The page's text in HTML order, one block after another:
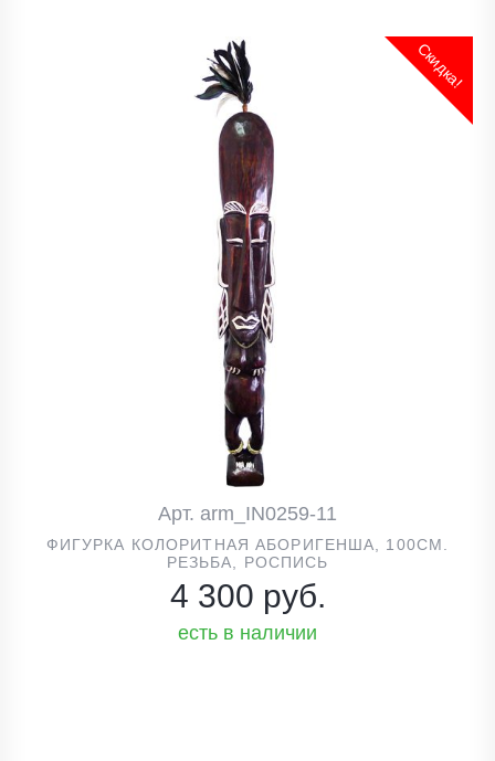
Арт. arm_IN0259-11
ФИГУРКА КОЛОРИТНАЯ АБОРИГЕНША, 100СМ.
РЕЗЬБА, РОСПИСЬ
4 300 руб.
есть в наличии
Скидка!